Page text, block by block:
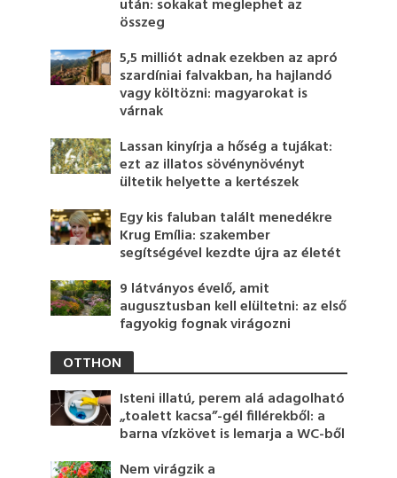
után: sokakat meglephet az
összeg
5,5 milliót adnak ezekben az apró
szardíniai falvakban, ha hajlandó
vagy költözni: magyarokat is
várnak
Lassan kinyírja a hőség a tujákat:
ezt az illatos sövénynövényt
ültetik helyette a kertészek
Egy kis faluban talált menedékre
Krug Emília: szakember
segítségével kezdte újra az életét
9 látványos évelő, amit
augusztusban kell elültetni: az első
fagyokig fognak virágozni
OTTHON
Isteni illatú, perem alá adagolható
„toalett kacsa”-gél fillérekből: a
barna vízkövet is lemarja a WC-ből
Nem virágzik a